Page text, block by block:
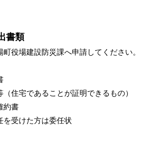
書類
役場建設防災課へ申請してください。
住宅であることが証明できるもの）
約書
受けた方は委任状